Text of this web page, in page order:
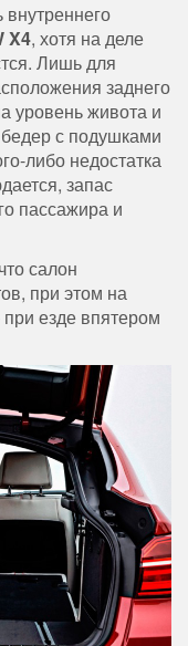
внутреннего
X4, хотя на деле
Лишь для
заднего
уровень живота и
бедер с подушками
либо недостатка
запас
пассажира и
салон
при этом на
езде впятером